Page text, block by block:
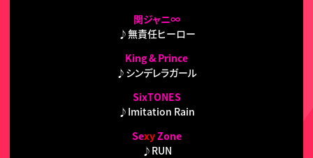
関ジャニ∞
♪無責任ヒーロー
King & Prince
♪シンデレラガール
SixTONES
♪Imitation Rain
SexyZone
♪RUN